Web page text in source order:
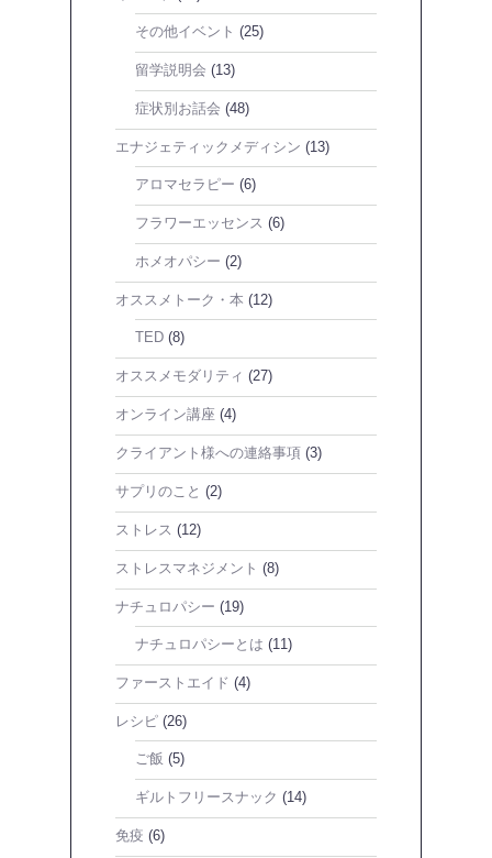
その他イベント (25)
留学説明会 (13)
症状別お話会 (48)
エナジェティックメディシン (13)
アロマセラピー (6)
フラワーエッセンス (6)
ホメオパシー (2)
オススメトーク・本 (12)
TED (8)
オススメモダリティ (27)
オンライン講座 (4)
クライアント様への連絡事項 (3)
サプリのこと (2)
ストレス (12)
ストレスマネジメント (8)
ナチュロパシー (19)
ナチュロパシーとは (11)
ファーストエイド (4)
レシピ (26)
ご飯 (5)
ギルトフリースナック (14)
免疫 (6)